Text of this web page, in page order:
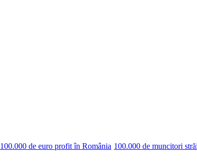
100.000 de euro profit în România 100.000 de muncitori